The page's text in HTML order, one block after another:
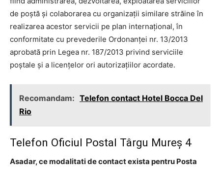
de poştă şi colaborarea cu organizaţii similare străine în
realizarea acestor servicii pe plan internaţional, în
conformitate cu prevederile Ordonanţei nr. 13/2013
aprobată prin Legea nr. 187/2013 privind serviciile
poştale şi a licenţelor ori autorizaţiilor acordate.
Recomandam: Telefon contact Hotel Bocca Del
Rio
Telefon Oficiul Postal Târgu Mureş 4
Asadar, ce modalitati de contact exista pentru Posta